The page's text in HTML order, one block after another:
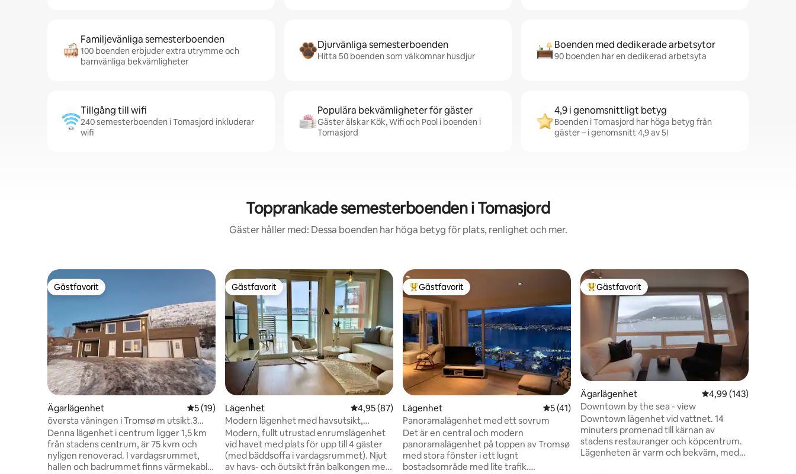
Familjevänliga semesterboenden
100 boenden erbjuder extra utrymme och
barnvänliga bekvämligheter
Djurvänliga semesterboenden
Hitta 50 boenden som välkomnar husdjur
Boenden med dedikerade arbetsytor
90 boenden har en dedikerad arbetsyta
Tillgång till wifi
240 semesterboenden i Tomasjord inkluderar
wifi
Populära bekvämligheter för gäster
Gäster älskar Kök, Wifi och Pool i boenden i
Tomasjord
4,9 i genomsnittligt betyg
Boenden i Tomasjord har höga betyg från
gäster – i genomsnitt 4,9 av 5!
Topprankade semesterboenden i Tomasjord
Gäster håller med: Dessa boenden har höga betyg för plats, renlighet och mer.
Gästfavorit
Gästfavorit
Ägarlägenhet 5 av 5 i genomsnittligt betyg, 19 omdömen
5 (19)
översta våningen i Tromsø m utsikt.3
sängar 3 sovrum.
Denna lägenhet i centrum ligger 1,5 km
från stadens centrum, är 75 kvm och
nyligen renoverad. I vardagsrummet,
hallen och badrummet finns värmekablar
Gästfavorit
Gästfavorit
Lägenhet 4,95 av 5 i genomsnittligt betyg, 87 omdömen
4,95 (87)
Modern lägenhet med havsutsikt,
parkering
Modern, fullt utrustad enrumslägenhet
vid havet med plats för upp till 4 gäster
(med bäddsoffa i vardagsrummet). Njut
av havs- och öutsikt från balkongen med
Populär gästfavorit
Gästfavorit
Lägenhet 5 av 5 i genomsnittligt betyg, 41 omdömen
5 (41)
Panoramalägenhet med ett sovrum
Det är en central och modern
panoramalägenhet på toppen av Tromsø
med stora fönster i ett lugnt
bostadsområde med lite trafik.
Populär gästfavorit
Gästfavorit
Ägarlägenhet 4,99 av 5 i
4,99 (143)
Downtown by the sea - view
Downtown lägenhet vid vattnet. 14
minuters promenad till kärnan av
stadens restauranger och köpcentrum.
Lägenheten är varm och bekväm, med